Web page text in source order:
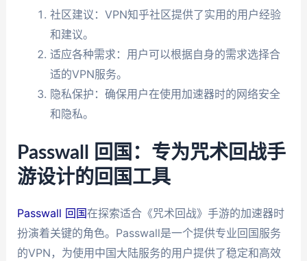
社区建议：VPN知乎社区提供了实用的用户经验
和建议。
适应各种需求：用户可以根据自身的需求选择合
适的VPN服务。
隐私保护：确保用户在使用加速器时的网络安全
和隐私。
Passwall 回国：专为咒术回战手
游设计的回国工具
Passwall 回国在探索适合《咒术回战》手游的加速器时
扮演着关键的角色。Passwall是一个提供专业回国服务
的VPN，为使用中国大陆服务的用户提供了稳定和高效